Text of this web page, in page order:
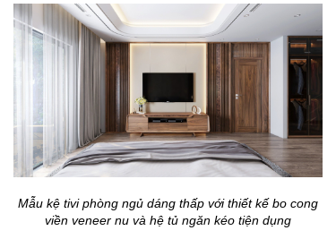
Mẫu kệ tivi phòng ngủ dáng thấp với thiết kế bo cong
viền veneer nu và hệ tủ ngăn kéo tiện dụng